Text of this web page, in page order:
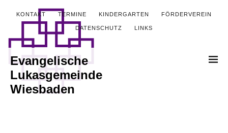
KONTAKT TERMINE KINDERGARTEN FÖRDERVEREIN
DATENSCHUTZ LINKS
Evangelische
Lukasgemeinde
Wiesbaden